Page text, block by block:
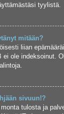
tyylistä.
mitään?
liian
ei ole indeksoinut.
sivuun!?
tulosta ja